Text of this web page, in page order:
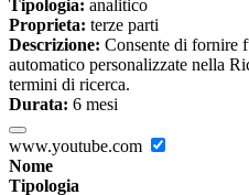
Tipologia: analitico
Proprieta: terze parti
Descrizione: Consente di fornire
automatico personalizzate nella
termini di ricerca.
Durata: 6 mesi
www.youtube.com
Nome
Tipologia